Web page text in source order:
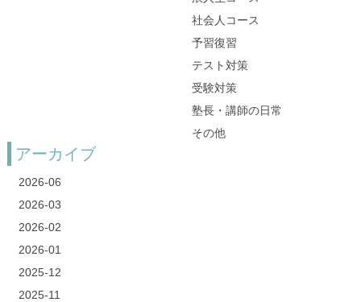
社会人コース
予習復習
テスト対策
受験対策
塾長・講師の日常
その他
アーカイブ
2026-06
2026-03
2026-02
2026-01
2025-12
2025-11